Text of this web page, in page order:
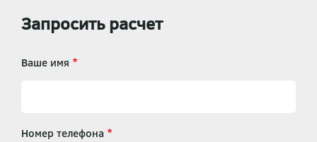
Запросить расчет
Ваше имя
Номер телефона